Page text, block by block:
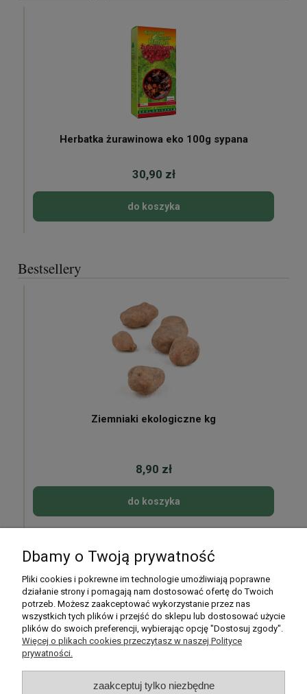
Herbatka żurawinowa eko 100g sypana
30,90 zł
do koszyka
Bestsellery
Ziemniaki ekologiczne kg
8,90 zł
do koszyka
Moje konto
Płatności i dostawa
Informacje
Dbamy o Twoją prywatność
Pliki cookies i pokrewne im technologie umożliwiają poprawne
działanie strony i pomagają nam dostosować ofertę do Twoich
potrzeb. Możesz zaakceptować wykorzystanie przez nas
wszystkich tych plików i przejść do sklepu lub dostosować użycie
plików do swoich preferencji, wybierając opcję "Dostosuj zgody".
Więcej o plikach cookies przeczytasz w naszej Polityce
prywatności.
zaakceptuj tylko niezbędne